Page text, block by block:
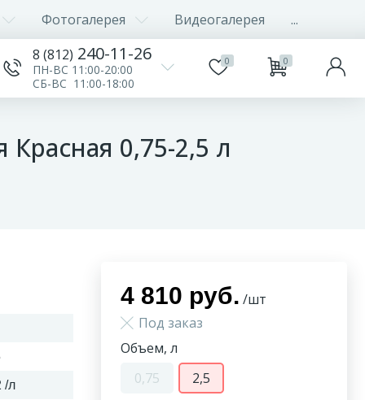
Фотогалерея Видеогалерея
...
8 (812) 240-11-26
ПН-ВС 11:00-20:00
СБ-ВС 11:00-18:00
0 0
0,75-2,5 л
/л
4 810 руб. /шт
Под заказ
Объем, л
0,75
2,5